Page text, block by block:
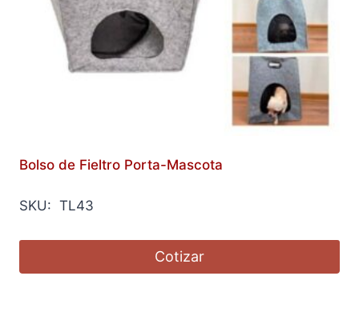
Bolso de Fieltro Porta-Mascota
SKU: TL43
Cotizar